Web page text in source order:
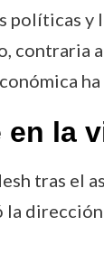
y
en la
tras el
la